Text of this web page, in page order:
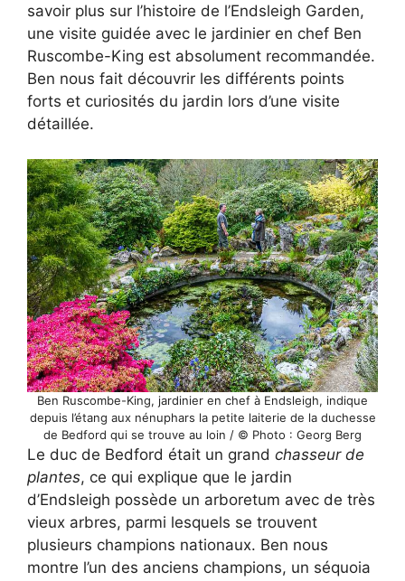
savoir plus sur l’histoire de l’Endsleigh Garden,
une visite guidée avec le jardinier en chef Ben
Ruscombe-King est absolument recommandée.
Ben nous fait découvrir les différents points
forts et curiosités du jardin lors d’une visite
détaillée.
Ben Ruscombe-King, jardinier en chef à Endsleigh, indique
depuis l’étang aux nénuphars la petite laiterie de la duchesse
de Bedford qui se trouve au loin / © Photo : Georg Berg
Le duc de Bedford était un grand chasseur de
plantes, ce qui explique que le jardin
d’Endsleigh possède un arboretum avec de très
vieux arbres, parmi lesquels se trouvent
plusieurs champions nationaux. Ben nous
montre l’un des anciens champions, un séquoia